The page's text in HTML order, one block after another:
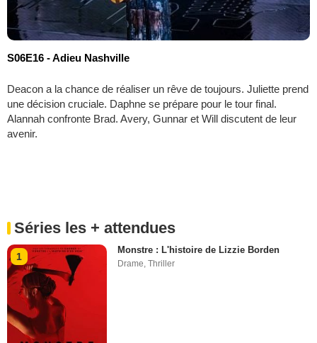
S06E16 - Adieu Nashville
Deacon a la chance de réaliser un rêve de toujours. Juliette prend
une décision cruciale. Daphne se prépare pour le tour final.
Alannah confronte Brad. Avery, Gunnar et Will discutent de leur
avenir.
Séries les + attendues
1
Monstre : L'histoire de Lizzie Borden
Drame,Thriller